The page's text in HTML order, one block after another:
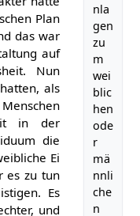
nla
gen
zu
m
wei
blic
hen
ode
r
mä
nnli
che
n
Plan
das war
auf
Nun
als
in der
die
Ei
es zu tun
Es
und